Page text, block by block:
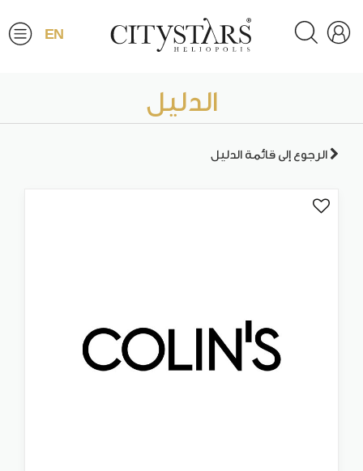
EN
الدليل
الرجوع إلى قائمة الدليل